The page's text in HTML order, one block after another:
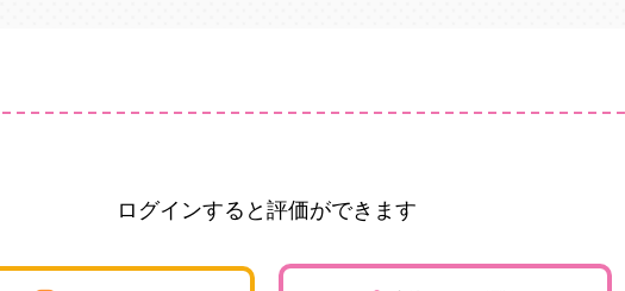
ログインすると評価ができます